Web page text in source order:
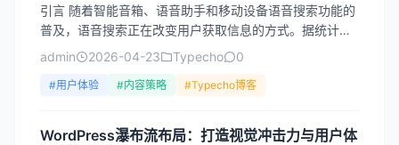
引言 随着智能音箱、语音助手和移动设备语音搜索功能的
普及，语音搜索正在改变用户获取信息的方式。据统计，
全球有超过40%的互联网用户每周至少使用一次语音搜索
admin 2026-04-23 Typecho 0
#用户体验 #内容策略 #Typecho博客
WordPress瀑布流布局：打造视觉冲击力与用户体